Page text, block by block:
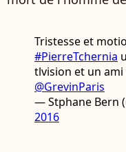
Tristesse et
#PierreTchernia
tlvision et un
@GrevinParis
— Stphane Bern
2016